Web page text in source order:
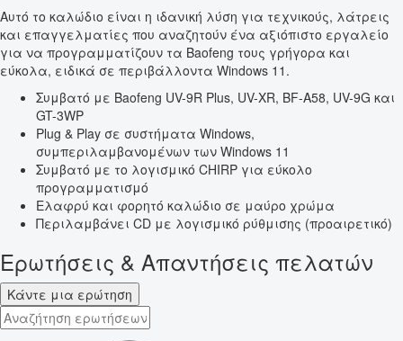
Αυτό το καλώδιο είναι η ιδανική λύση για τεχνικούς, λάτρεις
και επαγγελματίες που αναζητούν ένα αξιόπιστο εργαλείο
για να προγραμματίζουν τα Baofeng τους γρήγορα και
εύκολα, ειδικά σε περιβάλλοντα Windows 11.
Συμβατό με Baofeng UV-9R Plus, UV-XR, BF-A58, UV-9G και
GT-3WP
Plug & Play σε συστήματα Windows,
συμπεριλαμβανομένων των Windows 11
Συμβατό με το λογισμικό CHIRP για εύκολο
προγραμματισμό
Ελαφρύ και φορητό καλώδιο σε μαύρο χρώμα
Περιλαμβάνει CD με λογισμικό ρύθμισης (προαιρετικό)
Ερωτήσεις & Απαντήσεις πελατών
Κάντε μια ερώτηση